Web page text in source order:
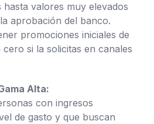
hasta valores muy elevados
aprobación del banco.
promociones iniciales de
si la solicitas en canales
Alta:
con ingresos
de gasto y que buscan